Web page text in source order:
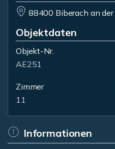
88400 Biberach an der
Objektdaten
Objekt-Nr.
AE251
Zimmer
11
Informationen